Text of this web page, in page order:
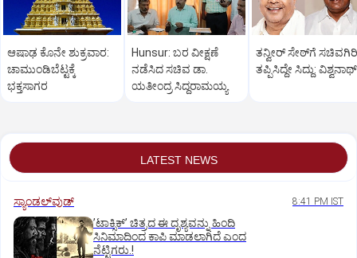
ಆಷಾಢ ಕೊನೇ ಶುಕ್ರವಾರ:
ಚಾಮುಂಡಿಬೆಟ್ಟಕ್ಕೆ
ಭಕ್ತಸಾಗರ
Hunsur: ಬರ ವೀಕ್ಷಣೆ
ನಡೆಸಿದ ಸಚಿವ ಡಾ.
ಯತೀಂದ್ರ ಸಿದ್ದರಾಮಯ್ಯ
ತನ್ವೀರ್‌ ಸೇಠ್‌ಗೆ ಸಚಿವಗಿರಿ
ತಪ್ಪಿಸಿದ್ದೇ ಸಿದ್ದು: ವಿಶ್ವನಾಥ್
LATEST NEWS
ಸ್ಯಾಂಡಲ್‌ವುಡ್‌ 8:41 PM IST
ʼಟಾಕ್ಸಿಕ್‌ʼ ಚಿತ್ರದ ಈ ದೃಶ್ಯವನ್ನು ಹಿಂದಿ
ಸಿನಿಮಾದಿಂದ ಕಾಪಿ ಮಾಡಲಾಗಿದೆ ಎಂದ
ನೆಟ್ಟಿಗರು.!